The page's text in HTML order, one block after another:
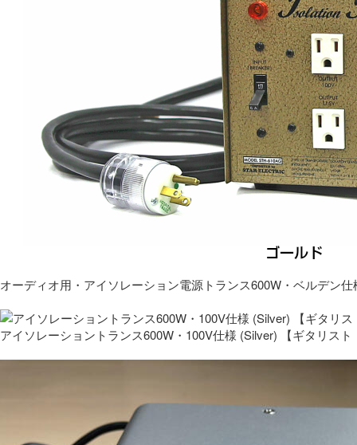
オーディオ用・アイソレーション電源トランス600W・ベルデン仕
アイソレーショントランス600W・100V仕様 (Silver) 【ギタリス